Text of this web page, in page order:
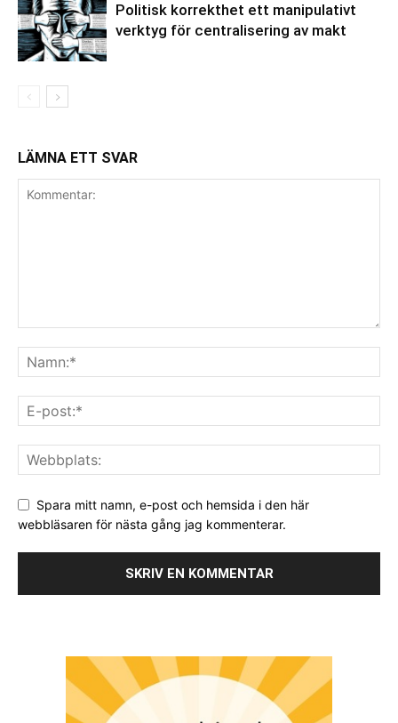
Politisk korrekthet ett manipulativt
verktyg för centralisering av makt
LÄMNA ETT SVAR
Spara mitt namn, e-post och hemsida i den här
webbläsaren för nästa gång jag kommenterar.